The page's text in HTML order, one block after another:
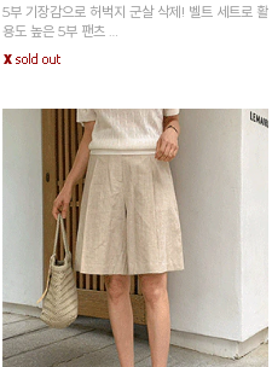
5부 기장감으로 허벅지 군살 삭제! 벨트 세트로 활
용도 높은 5부 팬츠
*아이보리·주문폭주로 인한 입고지연·순차발송 진
행중